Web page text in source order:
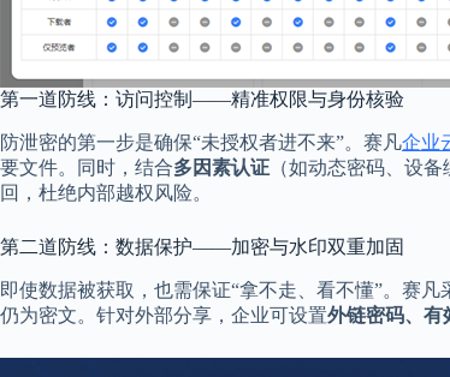
第一道防线：访问控制——精准权限与身份核验
防泄密的第一步是确保“未授权者进不来”。赛凡企业
要文件。同时，结合多因素认证 （如动态密码、设备
回，杜绝内部越权风险。
第二道防线：数据保护——加密与水印双重加固
即使数据被获取，也需保证“拿不走、看不懂”。赛凡
仍为密文。针对外部分享，企业可设置外链密码、有